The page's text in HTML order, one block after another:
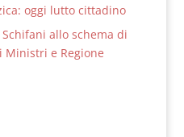
oggi lutto cittadino
allo schema di
Ministri e Regione